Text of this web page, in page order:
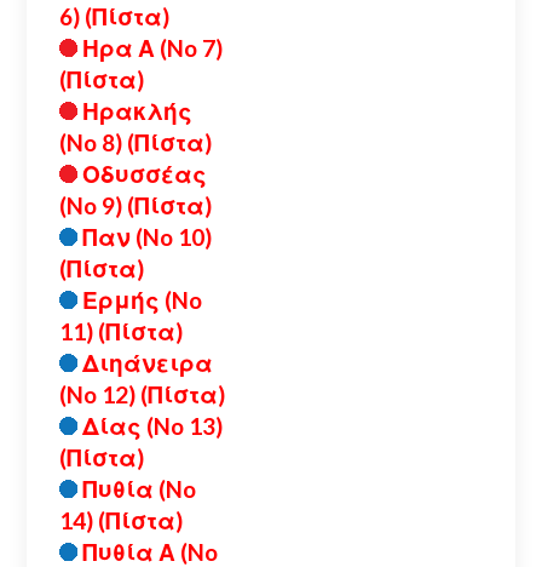
6) (Πίστα)
Ηρα Α (No 7)
(Πίστα)
Ηρακλής
(No 8) (Πίστα)
Οδυσσέας
(No 9) (Πίστα)
Παν (No 10)
(Πίστα)
Ερμής (No
11) (Πίστα)
Διηάνειρα
(No 12) (Πίστα)
Δίας (No 13)
(Πίστα)
Πυθία (No
14) (Πίστα)
Πυθία Α (No